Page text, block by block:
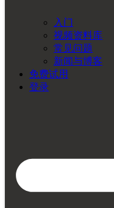
入门
视频资料库
常见问题
新闻与博客
免费试用
登录